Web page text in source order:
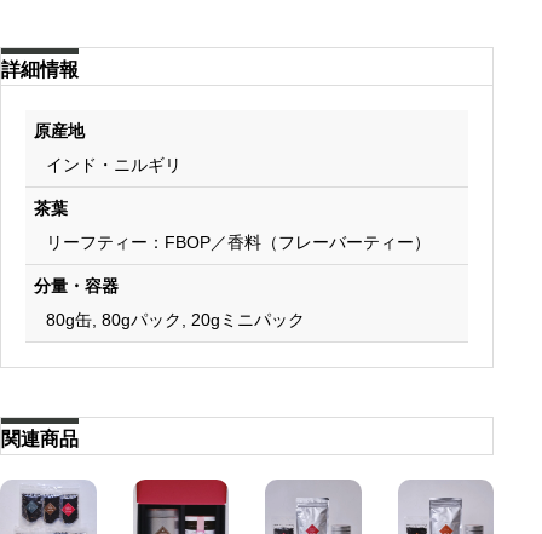
詳細情報
原産地
インド・ニルギリ
茶葉
リーフティー：FBOP／香料（フレーバーティー）
分量・容器
80g缶, 80gパック, 20gミニパック
関連商品